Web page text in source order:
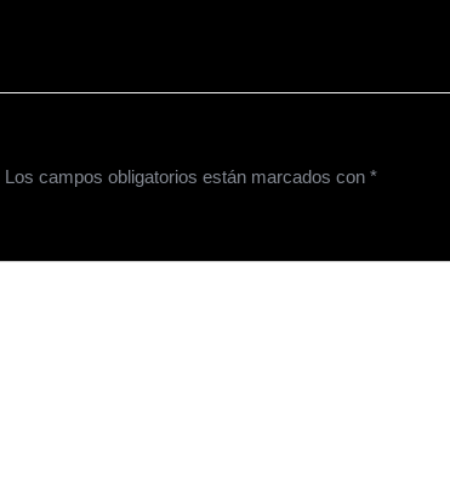
Los campos obligatorios están marcados con *